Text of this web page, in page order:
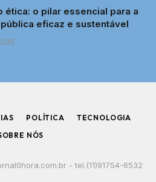
ética: o pilar essencial para a
eficaz e sustentável
POLÍTICA
TECNOLOGIA
NÓS
- tel.(11)91754-6532